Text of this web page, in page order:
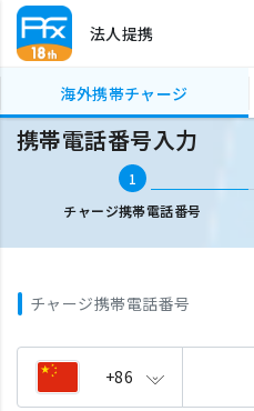
法人提携
海外携帯チャージ
海外携帯チャージ 携帯電話番号入力
携帯電話番号入力
1
チャージ携帯電話番号
チャージ携帯電話番号
+86